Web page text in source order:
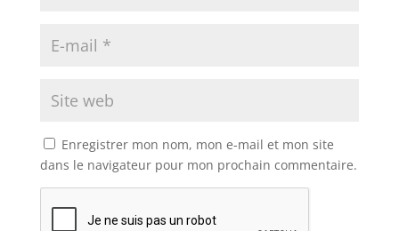
Enregistrer mon nom, mon e-mail et mon site
dans le navigateur pour mon prochain commentaire.